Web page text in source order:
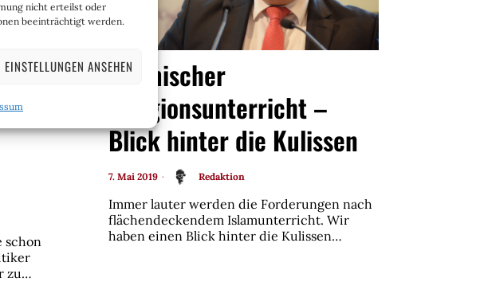
nicht erteilst oder
beeinträchtigt werden.
EINSTELLUNGEN ANSEHEN
schon
zu…
Islamischer
Religionsunterricht –
Blick hinter die Kulissen
7. Mai 2019 Redaktion
Immer lauter werden die Forderungen nach
flächendeckendem Islamunterricht. Wir
haben einen Blick hinter die Kulissen…